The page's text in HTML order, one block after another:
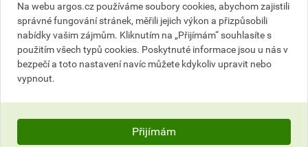
Popis
GPH 240 X 16 KU Oko Cu dle DIN, bez pocínování
Informace o ceně
Na webu argos.cz používáme soubory cookies, abychom zajistili
správné fungování stránek, měřili jejich výkon a přizpůsobili
nabídky vašim zájmům. Kliknutím na „Přijímám“ souhlasíte s
použitím všech typů cookies. Poskytnuté informace jsou u nás v
bezpečí a toto nastavení navíc můžete kdykoliv upravit nebo
vypnout.
Přijímám